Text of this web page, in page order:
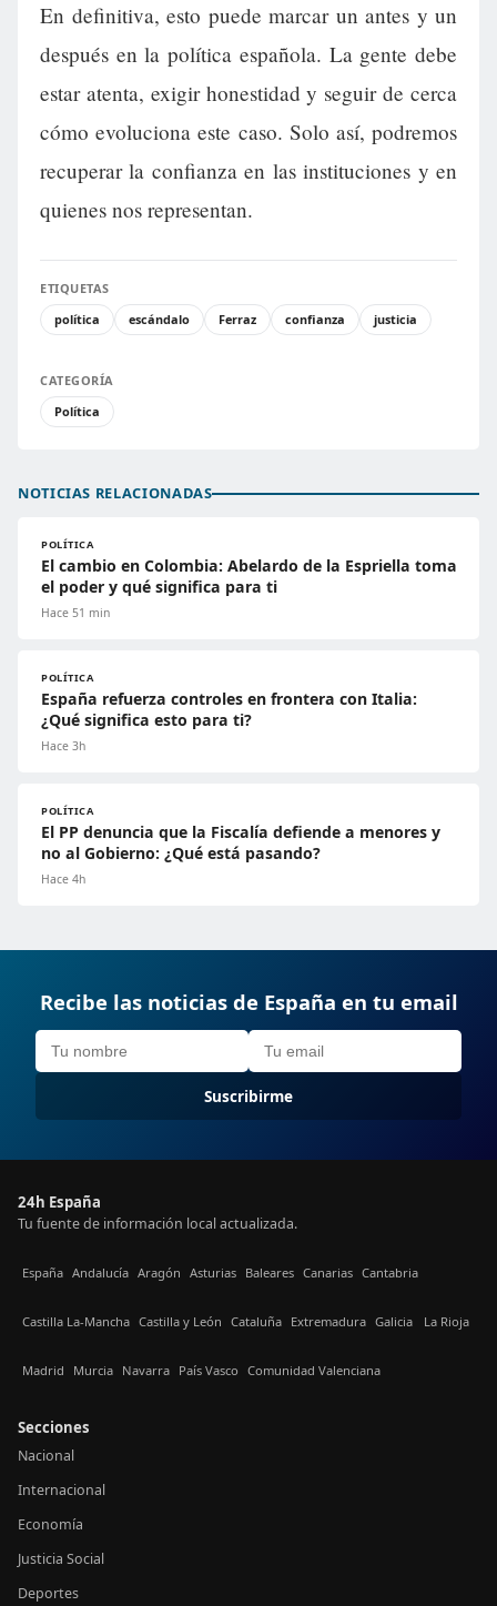
En definitiva, esto puede marcar un antes y un
después en la política española. La gente debe
estar atenta, exigir honestidad y seguir de cerca
cómo evoluciona este caso. Solo así, podremos
recuperar la confianza en las instituciones y en
quienes nos representan.
ETIQUETAS
política
escándalo Ferraz confianza justicia
CATEGORÍA
Política
NOTICIAS RELACIONADAS
POLÍTICA
El cambio en Colombia: Abelardo de la Espriella toma
el poder y qué significa para ti
Hace 51 min
POLÍTICA
España refuerza controles en frontera con Italia:
¿Qué significa esto para ti?
Hace 3h
POLÍTICA
El PP denuncia que la Fiscalía defiende a menores y
no al Gobierno: ¿Qué está pasando?
Hace 4h
Recibe las noticias de España en tu email
Suscribirme
24h España
Tu fuente de información local actualizada.
España Andalucía Aragón Asturias Baleares Canarias Cantabria
Castilla La-Mancha Castilla y León Cataluña Extremadura Galicia La Rioja
Madrid Murcia Navarra País Vasco Comunidad Valenciana
Secciones
Nacional
Internacional
Economía
Justicia Social
Deportes